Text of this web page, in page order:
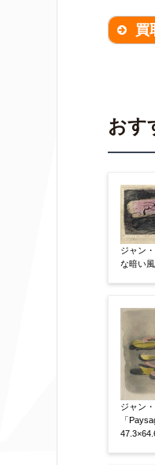
買
作品
作品
絵の
おす
ジャン
な暗い
ジャン
「